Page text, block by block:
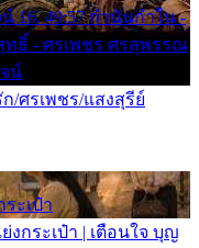
16. 49:57 กำนันกำใน -
ทธิ์ - ศรเพชร ศรสุพรรณ
น์
/ศรเพชร/แสงสุรีย์
ระเป๋า
งกระเป๋า | เตือนใจ บุญ